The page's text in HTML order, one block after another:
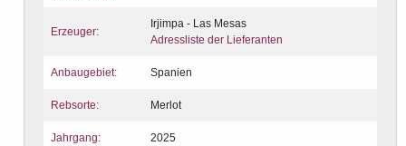
Erzeuger:
Irjimpa - Las Mesas
Adressliste der Lieferanten
Anbaugebiet: Spanien
Rebsorte: Merlot
Jahrgang: 2025